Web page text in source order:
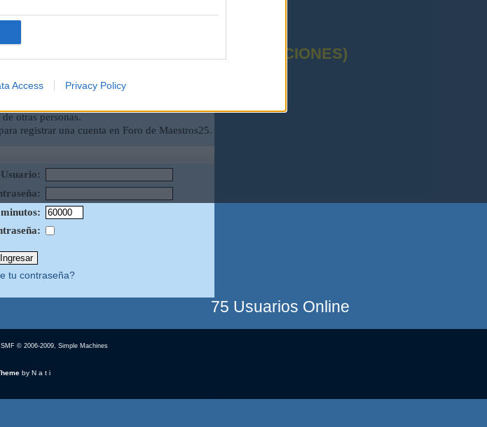
Access Privacy Policy
DOCENTE ACTUAL (OPOSICIONES)
otras personas.
para registrar una cuenta en Foro de Maestros25.
Usuario:
tu contraseña?
SMF © 2006-2009, Simple Machines
by N a t i